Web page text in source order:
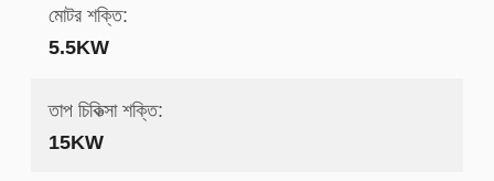
মোটর শক্তি:
5.5KW
তাপ চিকিত্সা শক্তি:
15KW